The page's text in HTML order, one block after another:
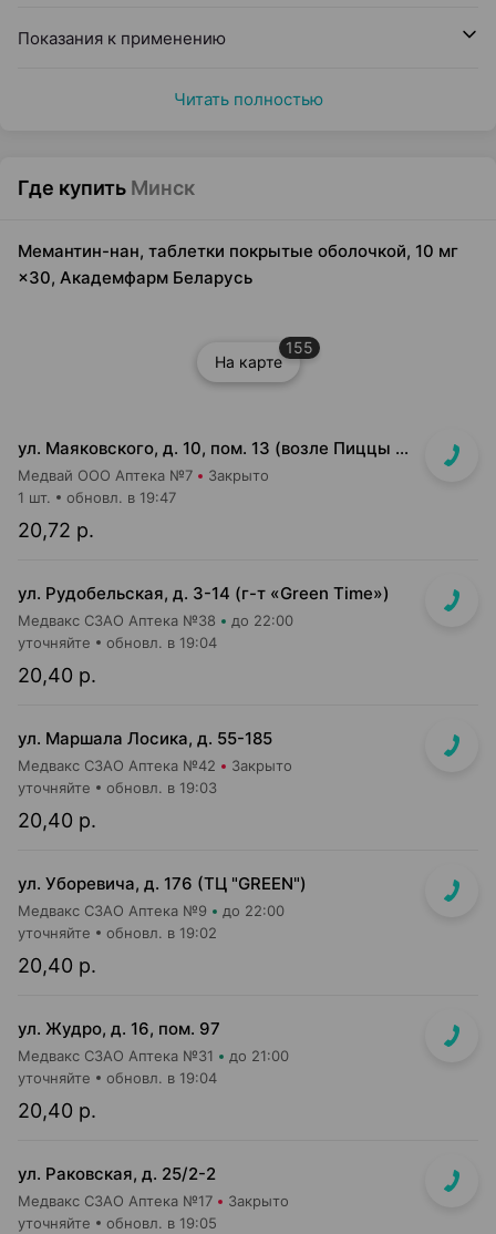
Показания к применению
Читать полностью
Где купить Минск
Мемантин-нан, таблетки покрытые оболочкой, 10 мг
×30, Академфарм Беларусь
На карте
155
ул. Маяковского, д. 10, пом. 13 (возле Пиццы Мании)
Медвай ООО Аптека №7 Закрыто
20,72 р.
1 шт. обновл. в 19:47
ул. Рудобельская, д. 3-14 (г-т «Green Time»)
Медвакс СЗАО Аптека №38 до 22:00
20,40 р.
уточняйте обновл. в 19:04
ул. Маршала Лосика, д. 55-185
Медвакс СЗАО Аптека №42 Закрыто
20,40 р.
уточняйте обновл. в 19:03
ул. Уборевича, д. 176 (ТЦ "GREEN")
Медвакс СЗАО Аптека №9 до 22:00
20,40 р.
уточняйте обновл. в 19:02
ул. Жудро, д. 16, пом. 97
Медвакс СЗАО Аптека №31 до 21:00
20,40 р.
уточняйте обновл. в 19:04
ул. Раковская, д. 25/2-2
Медвакс СЗАО Аптека №17 Закрыто
уточняйте обновл. в 19:05